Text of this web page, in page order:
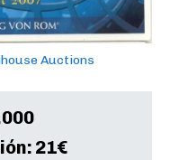
Auctions
21€